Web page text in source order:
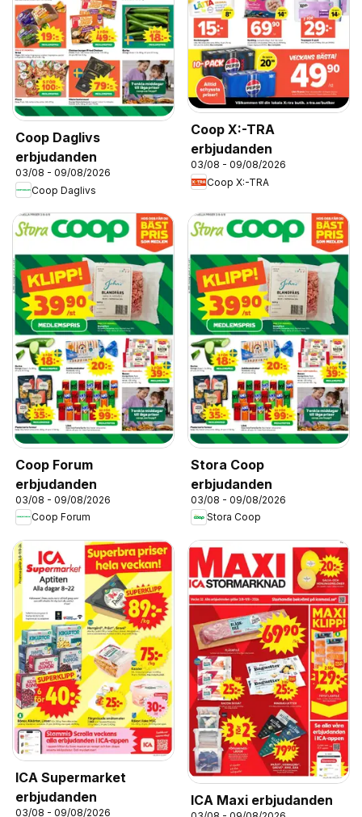
Coop Daglivs
erbjudanden
03/08 - 09/08/2026
Coop Daglivs
Coop X:-TRA
erbjudanden
03/08 - 09/08/2026
Coop X:-TRA
Coop Forum
erbjudanden
03/08 - 09/08/2026
Coop Forum
Stora Coop
erbjudanden
03/08 - 09/08/2026
Stora Coop
ICA Supermarket
erbjudanden
03/08 - 09/08/2026
ICA Maxi erbjudanden